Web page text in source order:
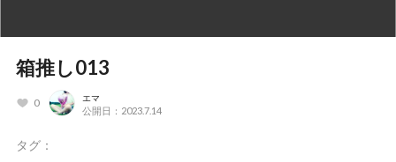
箱推し013
0 エマ
公開日：2023.7.14
タグ：